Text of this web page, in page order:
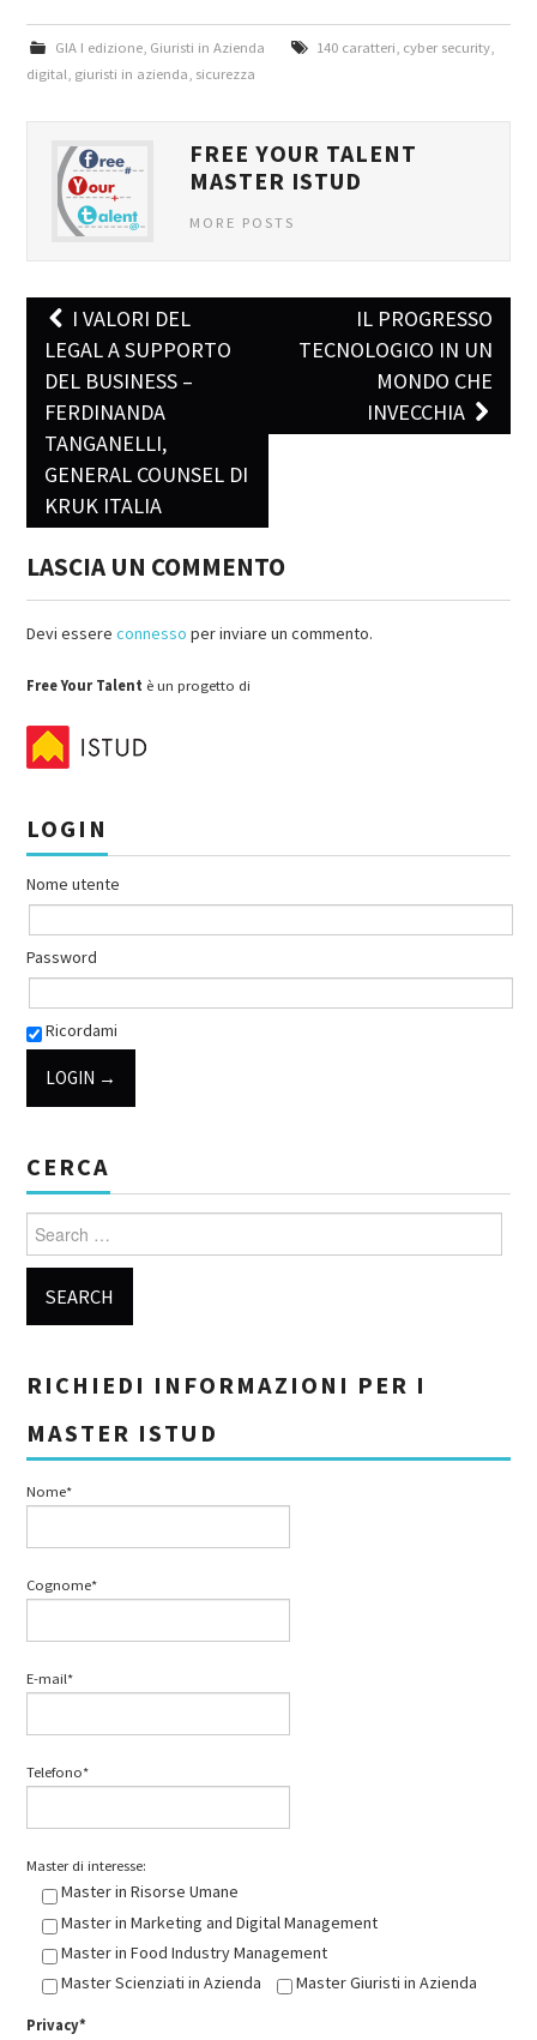
GIA I edizione, Giuristi in Azienda 140 caratteri cyber security,
digital giuristi in azienda sicurezza
FREE YOUR TALENT
MASTER ISTUD
MORE POSTS
Post navigation
I VALORI DEL
LEGAL A SUPPORTO
DEL BUSINESS –
FERDINANDA
TANGANELLI,
GENERAL COUNSEL DI
KRUK ITALIA
IL PROGRESSO
TECNOLOGICO IN UN
MONDO CHE
INVECCHIA
LASCIA UN COMMENTO
Devi essereconnesso per inviare un commento.
Free Your Talent è un progetto di
LOGIN
Nome utente
Password
Ricordami
CERCA
Search for:
RICHIEDI INFORMAZIONI PER I
MASTER ISTUD
Nome*
Cognome*
E-mail*
Telefono*
Master di interesse:
Master in Risorse Umane
Master in Marketing and Digital Management
Master in Food Industry Management
Master Scienziati in Azienda
Master Giuristi in Azienda
Privacy*